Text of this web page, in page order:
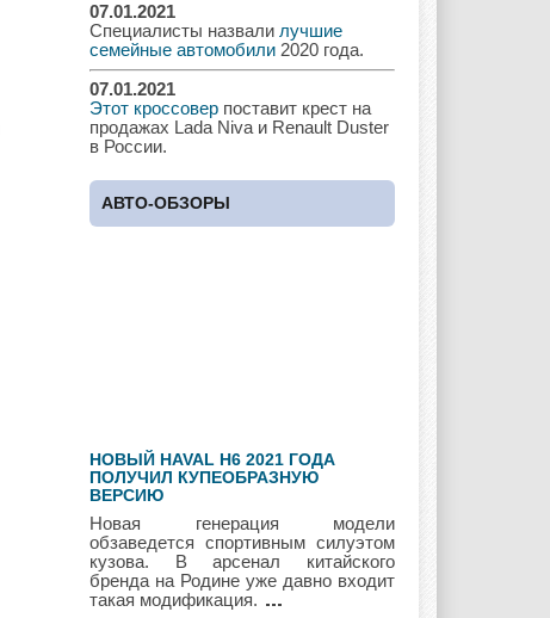
Jaguar Jeep Kia
Lada Lamborghini Lancia
Maybach
Mercury Mini
07.01.2021
Специалисты назвали лучшие
семейные автомобили 2020 года.
07.01.2021
Этот кроссовер поставит крест на
продажах Lada Niva и Renault Duster
в России.
АВТО-ОБЗОРЫ
НОВЫЙ HAVAL H6 2021 ГОДА
ПОЛУЧИЛ КУПЕОБРАЗНУЮ
ВЕРСИЮ
Новая генерация модели
обзаведется спортивным силуэтом
кузова. В арсенал китайского
бренда на Родине уже давно входит
такая модификация.